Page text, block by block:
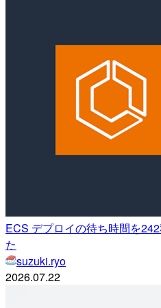
ECS デプロイの待ち時間を
た
suzuki.ryo
2026.07.22